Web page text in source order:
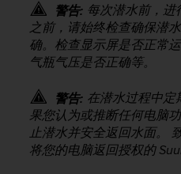
警告: 每次潜水前，
之前，请始终检查确保潜
确。检查显示屏是否正常
气瓶气压是否正确等。
警告: 在潜水过程中定
果您认为或推断任何电脑
止潜水并安全返回水面。
将您的电脑返回授权的